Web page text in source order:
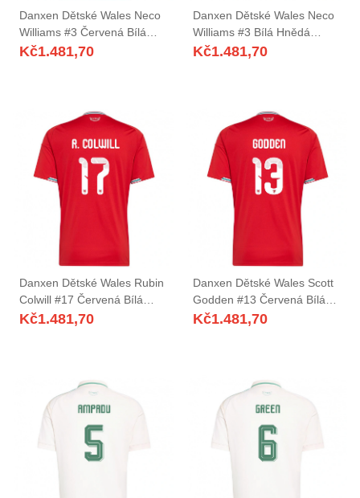
Danxen Dětské Wales Neco
Williams #3 Červená Bílá
Zelená Domů Hráčské Dresy
Kč1.481,70
Danxen Dětské Wales Neco
Williams #3 Bílá Hnědá
Zelená Daleko Hráčské
Kč1.481,70
Danxen Dětské Wales Rubin
Colwill #17 Červená Bílá
Zelená Domů Hráčské Dresy
Kč1.481,70
Danxen Dětské Wales Scott
Godden #13 Červená Bílá
Zelená Domů Hráčské Dresy
Kč1.481,70